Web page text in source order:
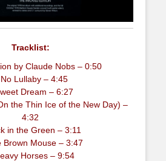
Tracklist:
by Claude Nobs – 0:50
Lullaby – 4:45
Dream – 6:27
the Thin Ice of the New Day) –
4:32
in the Green – 3:11
Brown Mouse – 3:47
Horses – 9:54